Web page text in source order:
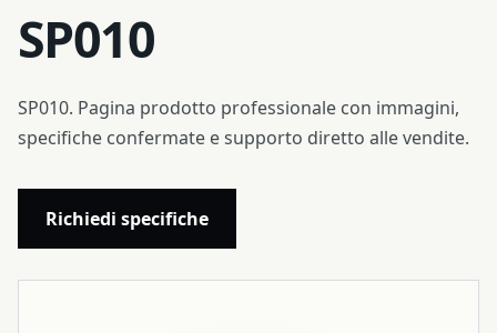
SP010
SP010. Pagina prodotto professionale con immagini,
specifiche confermate e supporto diretto alle vendite.
Richiedi specifiche